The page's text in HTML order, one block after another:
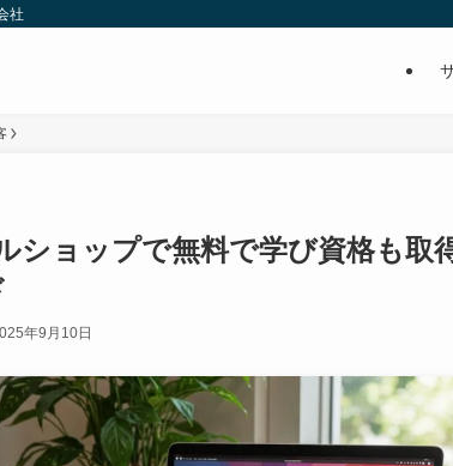
社
ショップで無料で学び資格も取
年9月10日